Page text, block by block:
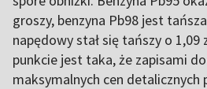
groszy, benzyna Pb98 jest
napędowy stał się tańszy o 1,09
punkcie jest taka, że zapisami
maksymalnych cen detalicznych